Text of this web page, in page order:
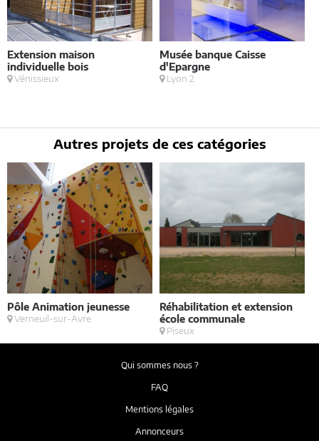
Extension maison
individuelle bois
Vénissieux
Musée banque Caisse
d'Epargne
Lyon 2
Autres projets de ces catégories
Pôle Animation jeunesse
Verneuil-sur-Avre
Réhabilitation et extension
école communale
Piseux
Qui sommes nous ?
FAQ
Mentions légales
Annonceurs